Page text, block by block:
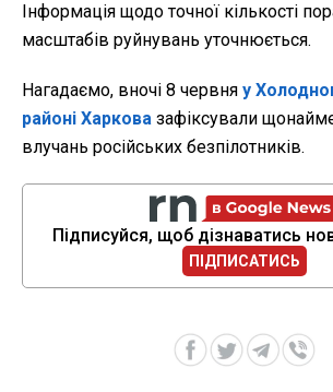
Інформація щодо точної кількості
масштабів руйнувань уточнюється.
Нагадаємо, вночі 8 червня у
районі Харкова зафіксували
влучань російських безпілотників.
Підписуйся, щоб дізнаватись
ПІДПИСАТИСЬ